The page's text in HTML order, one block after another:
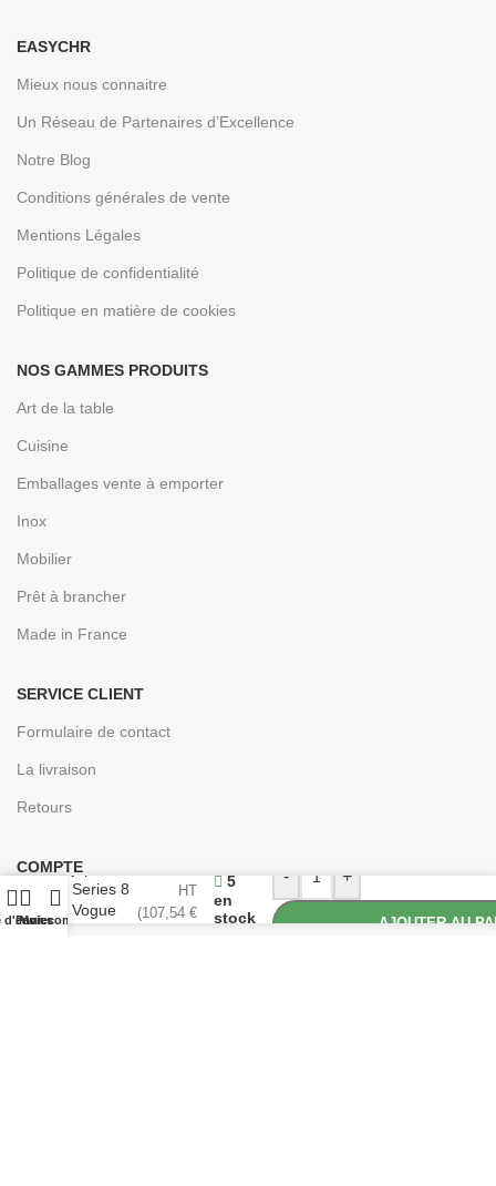
EASYCHR
Mieux nous connaitre
Un Réseau de Partenaires d’Excellence
Notre Blog
Conditions générales de vente
Mentions Légales
Politique de confidentialité
Politique en matière de cookies
NOS GAMMES PRODUITS
Art de la table
Cuisine
Emballages vente à emporter
Inox
Mobilier
Prêt à brancher
Made in France
SERVICE CLIENT
Formulaire de contact
La livraison
Retours
COMPTE
Se connecter
d'envies
Panier
Mon compte
japonais
Series 8
Vogue
HT
(107,54 €
5
en
stock
- +
AJOUTER AU